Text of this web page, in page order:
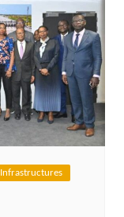
Infrastructures